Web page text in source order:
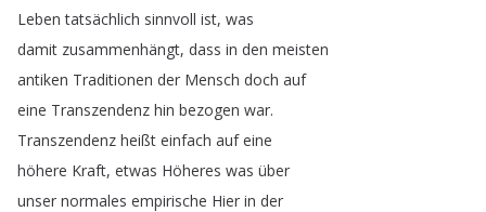
Leben tatsächlich sinnvoll ist, was
damit zusammenhängt, dass in den meisten
antiken Traditionen der Mensch doch auf
eine Transzendenz hin bezogen war.
Transzendenz heißt einfach auf eine
höhere Kraft, etwas Höheres was über
unser normales empirische Hier in der